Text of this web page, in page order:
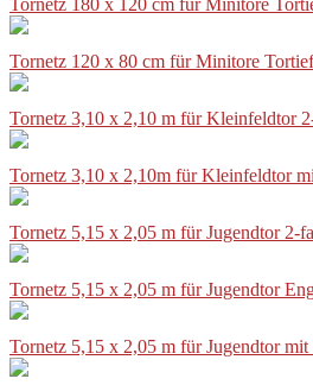
Tornetz 180 x 120 cm für Minitore
Tornetz 120 x 80 cm für Minitore
Tornetz 3,10 x 2,10 m für Kleinfeldtor
Tornetz 3,10 x 2,10m für Kleinfeldtor
Tornetz 5,15 x 2,05 m für Jugendtor 2-
Tornetz 5,15 x 2,05 m für Jugendtor
Tornetz 5,15 x 2,05 m für Jugendtor